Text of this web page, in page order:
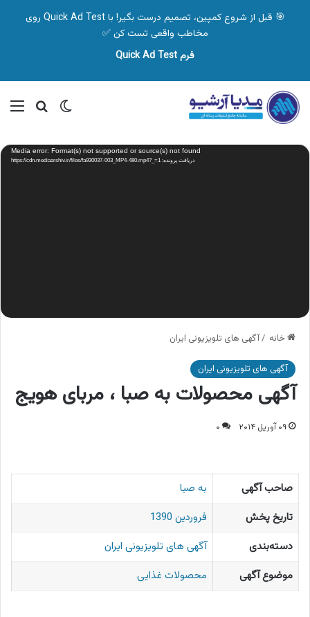
🎯 قبل از شروع کمپین، تصمیم درست بگیر! با Quick Ad Test روی
مخاطب واقعی تست کن ✅
فرم Quick Ad Test
تغییر پوسته
نمایشگر
ویدیو Media error: Format(s) not supported or source(s) not found
دریافت پرونده: https://cdn.mediaarshiv.ir/files/fa930037-003_MP4-480.mp4?_=1
خانه /آگهی های تلویزیونی ایران
آگهی های تلویزیونی ایران
آگهی محصولات به صبا ، مربای هویج
۰۹ آوریل ۲۰۱۴ ۰
صاحب آگهی
به صبا
تاریخ پخش
فروردین 1390
دسته‌بندی
آگهی های تلویزیونی ایران
موضوع آگهی
محصولات غذایی